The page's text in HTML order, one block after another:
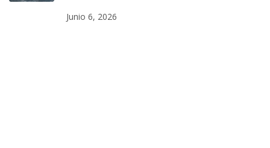
Junio 6, 2026